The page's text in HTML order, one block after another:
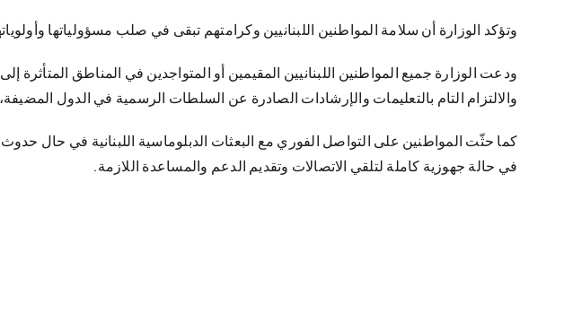
وتؤكد الوزارة أن سلامة المواطنين اللبنانيين وكرامتهم تبقى في صلب مسؤولياتها
ودعت الوزارة جميع المواطنين اللبنانيين المقيمين أو المتواجدين في المناطق المتأثرة
والالتزام التام بالتعليمات والإرشادات الصادرة عن السلطات الرسمية في الدول
كما حثّت المواطنين على التواصل الفوري مع البعثات الدبلوماسية اللبنانية في حال
في حالة جهوزية كاملة لتلقي الاتصالات وتقديم الدعم والمساعدة اللازمة.